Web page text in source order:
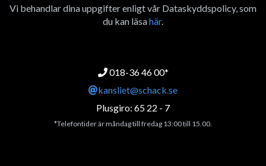
Vi behandlar dina uppgifter enligt vår Dataskyddspolicy, som
du kan läsahär.
018-36 46 00*
kansliet@schack.se
Plusgiro: 65 22 - 7
*Telefontider är måndag till fredag 13:00 till 15.00.